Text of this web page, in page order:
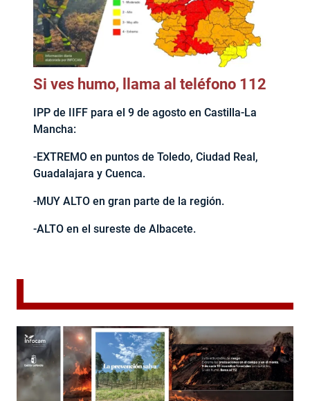
Si ves humo, llama al teléfono 112
IPP de IIFF para el 9 de agosto en Castilla-La
Mancha:
-EXTREMO en puntos de Toledo, Ciudad Real,
Guadalajara y Cuenca.
-MUY ALTO en gran parte de la región.
-ALTO en el sureste de Albacete.